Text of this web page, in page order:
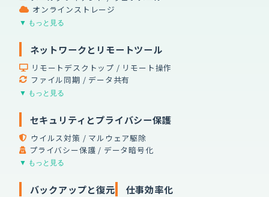
オンラインストレージ
▼ もっと見る
ネットワークとリモートツール
リモートデスクトップ / リモート操作
ファイル同期 / データ共有
▼ もっと見る
セキュリティとプライバシー保護
ウイルス対策 / マルウェア駆除
プライバシー保護 / データ暗号化
▼ もっと見る
バックアップと復元 仕事効率化